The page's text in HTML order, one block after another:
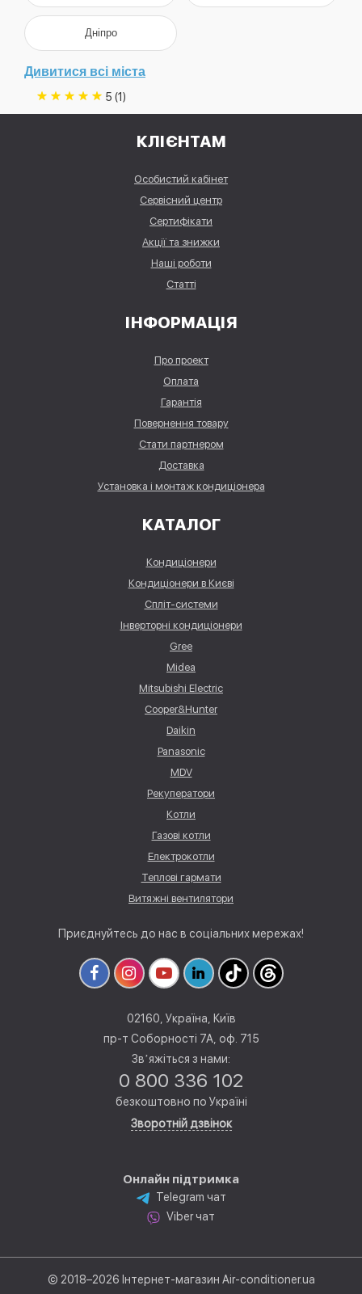
Дніпро
Дивитися всі міста
5 (1)
КЛІЄНТАМ
Особистий кабінет
Сервісний центр
Сертифікати
Акції та знижки
Наші роботи
Статті
ІНФОРМАЦІЯ
Про проект
Оплата
Гарантія
Повернення товару
Стати партнером
Доставка
Установка і монтаж кондиціонера
КАТАЛОГ
Кондиціонери
Кондиціонери в Києві
Спліт-системи
Інверторні кондиціонери
Gree
Midea
Mitsubishi Electric
Cooper&Hunter
Daikin
Panasonic
MDV
Рекуператори
Котли
Газові котли
Електрокотли
Теплові гармати
Витяжні вентилятори
Приєднуйтесь до нас в соціальних мережах!
02160, Україна, Київ
пр-т Соборності 7А, оф. 715
Звʼяжіться з нами:
0 800 336 102
безкоштовно по Україні
Зворотній дзвінок
Онлайн підтримка
Telegram чат
Viber чат
© 2018–2026 Інтернет-магазин Air-conditioner.ua